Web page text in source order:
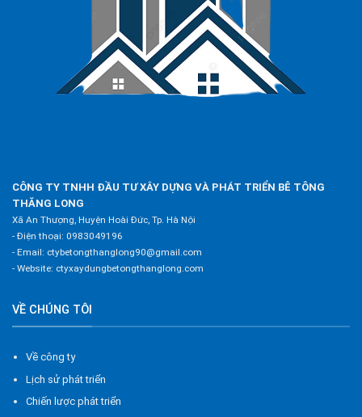
CÔNG TY TNHH ĐẦU TƯ XÂY DỰNG VÀ PHÁT TRIỂN BÊ TÔNG
THĂNG LONG
Xã An Thượng, Huyện Hoài Đức, Tp. Hà Nội
- Điện thoại: 0983049196
- Email: ctybetongthanglong90@gmail.com
- Website: ctyxaydungbetongthanglong.com
VỀ CHÚNG TÔI
Về công ty
Lịch sử phát triển
Chiến lược phát triển